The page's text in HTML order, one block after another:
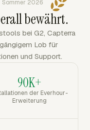
Sommer 2026
bewährt.
bei G2, Capterra
Lob für
und Support.
90K+
der Everhour-
Erweiterung